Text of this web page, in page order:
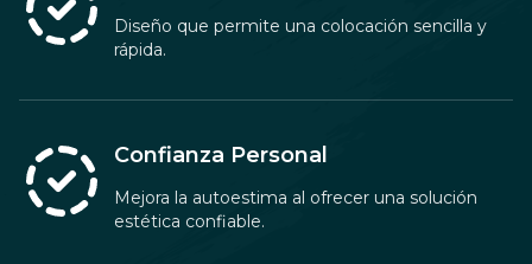
Diseño que permite una colocación sencilla y
rápida.
Confianza Personal
Mejora la autoestima al ofrecer una solución
estética confiable.